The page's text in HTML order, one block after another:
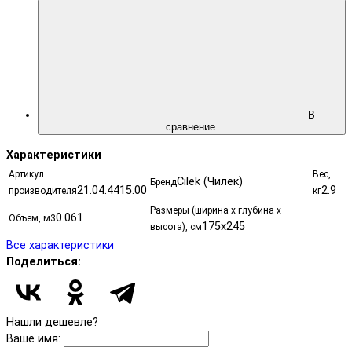
В
сравнение
Характеристики
Артикул
производителя21.04.4415.00
БрендCilek (Чилек)
Вес,
кг2.9
Объем, м30.061
Размеры (ширина х глубина х
высота), см175х245
Все характеристики
Поделиться:
Нашли дешевле?
Ваше имя: